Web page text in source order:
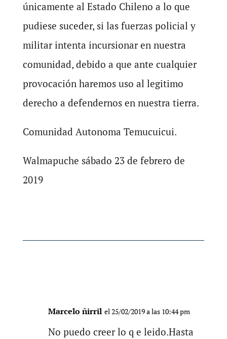
únicamente al Estado Chileno a lo que
pudiese suceder, si las fuerzas policial y
militar intenta incursionar en nuestra
comunidad, debido a que ante cualquier
provocación haremos uso al legitimo
derecho a defendernos en nuestra tierra.
Comunidad Autonoma Temucuicui.
Walmapuche sábado 23 de febrero de
2019
Marcelo ñirril el 25/02/2019 a las 10:44 pm
No puedo creer lo q e leido.Hasta